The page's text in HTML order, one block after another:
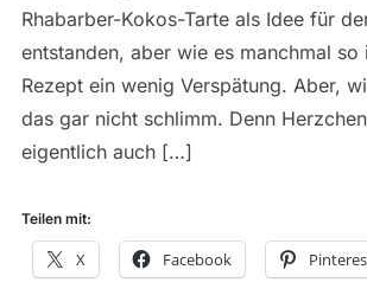
Rhabarber-Kokos-Tarte als Idee für
entstanden, aber wie es manchmal so
Rezept ein wenig Verspätung. Aber,
das gar nicht schlimm. Denn
eigentlich auch […]
Teilen mit:
X Facebook